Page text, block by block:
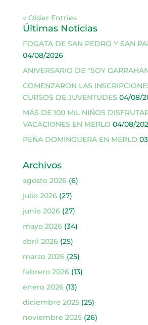
« Older Entries
Últimas Noticias
FOGATA DE SAN PEDRO Y SAN
04/08/2026
ANIVERSARIO DE “SOY
COMENZARON LAS
CURSOS DE JUVENTUDES 04/08/
MÁS DE 100 MIL NIÑOS
VACACIONES EN MERLO 04/08/
PEÑA DOMINGUERA EN MERLO
Archivos
agosto 2026(6)
julio 2026(27)
junio 2026(27)
mayo 2026(34)
abril 2026(25)
marzo 2026(25)
febrero 2026(13)
enero 2026(13)
diciembre 2025(25)
noviembre 2025(26)